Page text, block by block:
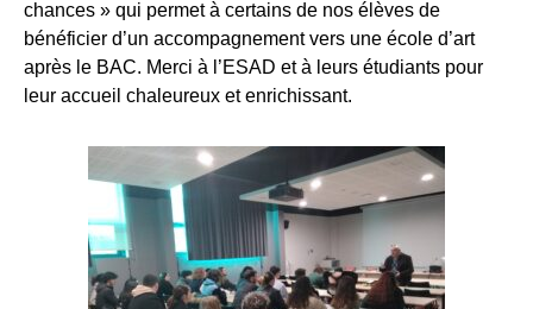
chances » qui permet à certains de nos élèves de
bénéficier d’un accompagnement vers une école d’art
après le BAC. Merci à l’ESAD et à leurs étudiants pour
leur accueil chaleureux et enrichissant.